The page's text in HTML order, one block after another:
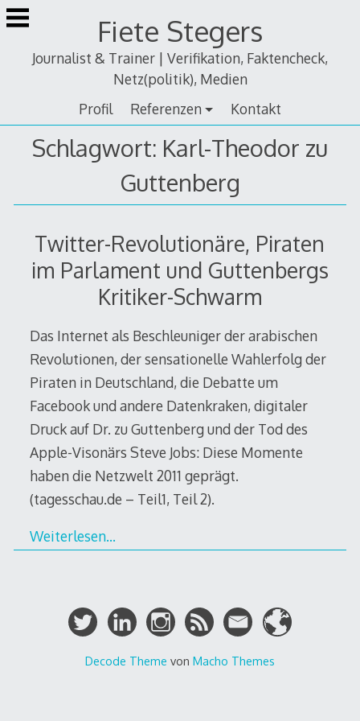
Zum
Inhalt
Fiete Stegers
Journalist & Trainer | Verifikation, Faktencheck,
Netz(politik), Medien
Profil
Referenzen Kontakt
Schlagwort: Karl-Theodor zu
Guttenberg
Twitter-Revolutionäre, Piraten
im Parlament und Guttenbergs
Kritiker-Schwarm
Das Internet als Beschleuniger der arabischen
Revolutionen, der sensationelle Wahlerfolg der
Piraten in Deutschland, die Debatte um
Facebook und andere Datenkraken, digitaler
Druck auf Dr. zu Guttenberg und der Tod des
Apple-Visonärs Steve Jobs: Diese Momente
haben die Netzwelt 2011 geprägt.
(tagesschau.de – Teil1, Teil 2).
Weiterlesen…
Decode Theme von Macho Themes